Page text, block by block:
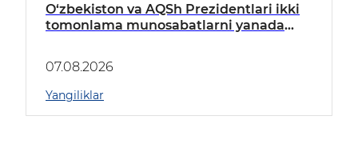
O‘zbekiston va AQSh Prezidentlari ikki
tomonlama munosabatlarni yanada
07.08.2026
Yangiliklar